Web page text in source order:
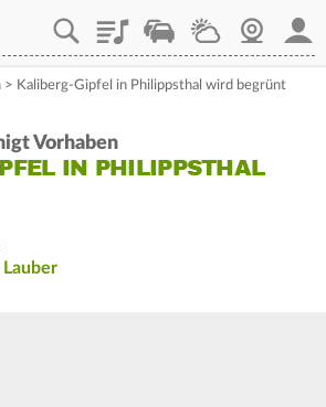
PlaylistStaupilotWetterWebcam
> Kaliberg-Gipfel in Philippsthal wird begrünt
Vorhaben
IN PHILIPPSTHAL
Lauber